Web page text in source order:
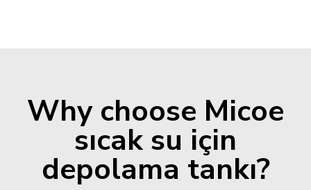
Why choose Micoe
sıcak su için
depolama tankı?